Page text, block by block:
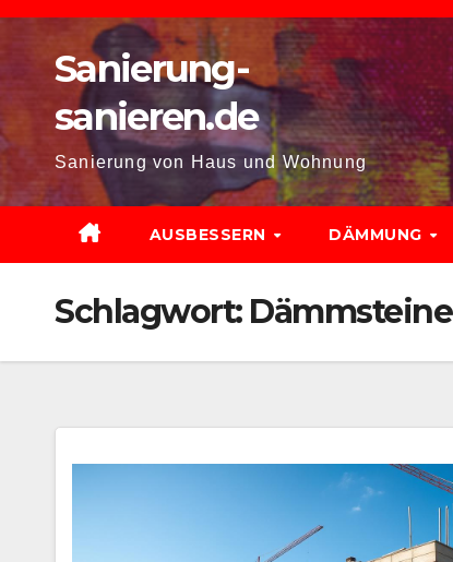
Zum
springenSanierung-
sanieren.de
Sanierung von Haus und Wohnung
AUSBESSERN DÄMMUNG
Schlagwort: Dämmsteine